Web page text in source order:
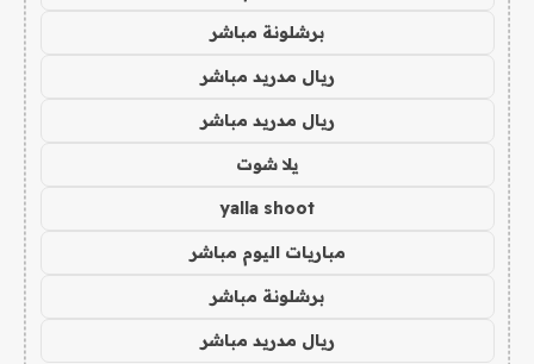
برشلونة مباشر
ريال مدريد مباشر
ريال مدريد مباشر
يلا شوت
yalla shoot
مباريات اليوم مباشر
برشلونة مباشر
ريال مدريد مباشر